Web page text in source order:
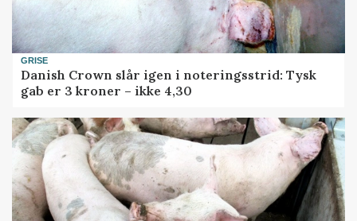
GRISE
Danish Crown slår igen i noteringsstrid: Tysk
gab er 3 kroner – ikke 4,30